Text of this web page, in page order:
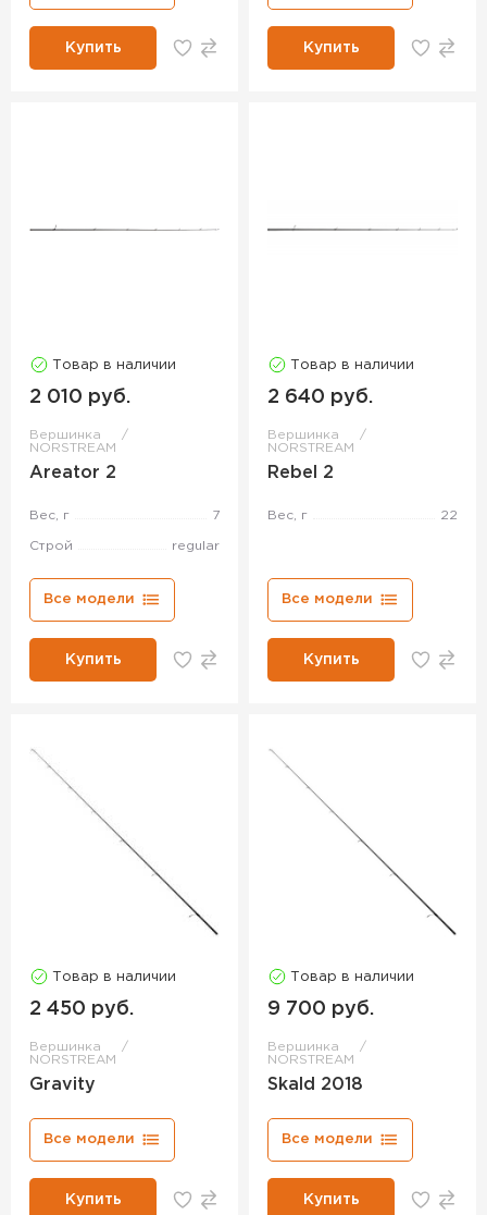
Купить Купить
Товар в наличии
2 010 руб.
Вершинка
NORSTREAM
Areator 2
Вес, г 7
Строй regular
Все модели
Купить
Товар в наличии
2 640 руб.
Вершинка
NORSTREAM
Rebel 2
Вес, г 22
Все модели
Купить
Товар в наличии
2 450 руб.
Вершинка
NORSTREAM
Gravity
Все модели
Купить
Товар в наличии
9 700 руб.
Вершинка
NORSTREAM
Skald 2018
Все модели
Купить